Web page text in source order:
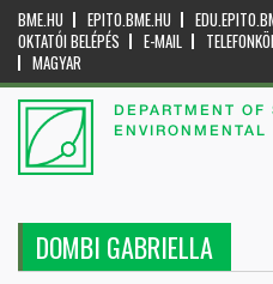
BME.HU EPITO.BME.HU
OKTATÓI BELÉPÉS
E-MAIL
MAGYAR
DEPARTMENT OF
DOMBI GABRIELLA